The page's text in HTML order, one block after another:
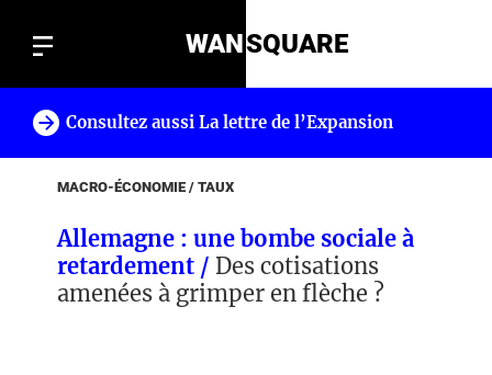
WANSQUARE
Consultez aussi La lettre de l’Expansion
MACRO-ÉCONOMIE / TAUX
Allemagne : une bombe sociale à
retardement / Des cotisations
amenées à grimper en flèche ?